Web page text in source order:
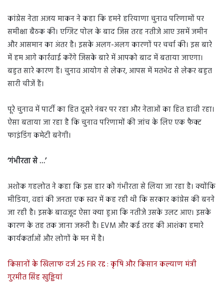
कांग्रेस नेता अजय माकन ने कहा कि हमने हरियाणा चुनाव परिणामों पर
समीक्षा बैठक की। एग्जिट पोल के बाद जिस तरह नतीजे आए उसमें जमीन
और आसमान का अंतर है। इसके अलग-अलग कारणों पर चर्चा की। इस बारे
में हम आगे कार्रवाई करेंगे जिसके बारे में आपको बाद में बताया जाएगा।
बहुत सारे कारण हैं। चुनाव आयोग से लेकर, आपस में मतभेद से लेकर बहुत
सारी चीजें हैं।
पूरे चुनाव में पार्टी का हित दूसरे नंबर पर रहा और नेताओं का हित हावी रहा।
ऐसा बताया जा रहा है कि चुनाव परिणामों की जांच के लिए एक फैक्ट
फाइंडिंग कमेटी बनेगी।
‘गंभीरता से …’
अशोक गहलोत ने कहा कि इस हार को गंभीरता से लिया जा रहा है। क्योंकि
मीडिया, वहां की जनता एक स्वर में कह रही थी कि सरकार कांग्रेस की बनने
जा रही है। इसके बावजूद ऐसा क्या हुआ कि नतीजे उसके उलट आए। इसके
कारण के तह तक जाना जरूरी है। EVM और कई तरह की आशंका हमारे
कार्यकर्ताओं और लोगों के मन में है।
किसानों के खिलाफ दर्ज 25 FIR रद्द : कृषि और किसान कल्याण मंत्री
गुरमीत सिंह खुड्डियां